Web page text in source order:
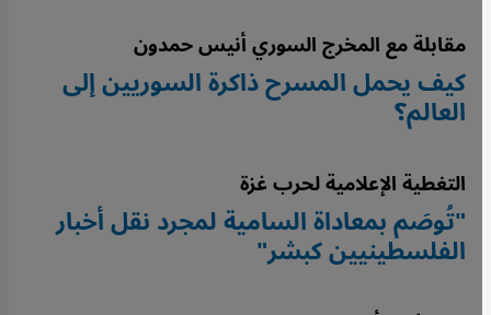
مقابلة مع المخرج السوري أنيس حمدون
كيف يحمل المسرح ذاكرة السوريين إلى
العالم؟
التغطية الإعلامية لحرب غزة
"تُوصَم بمعاداة السامية لمجرد نقل أخبار
الفلسطينيين كبشر"